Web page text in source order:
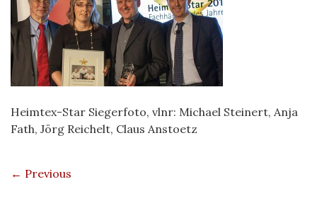
Heimtex-Star Siegerfoto, vlnr: Michael Steinert, Anja
Fath, Jörg Reichelt, Claus Anstoetz
← Previous